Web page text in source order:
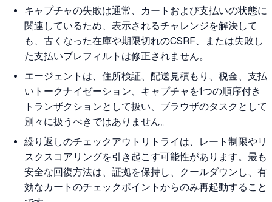
キャプチャの失敗は通常、カートおよび支払いの状態に
関連しているため、表示されるチャレンジを解決して
も、古くなった在庫や期限切れのCSRF、または失敗し
た支払いプレフィルトは修正されません。
エージェントは、住所検証、配送見積もり、税金、支払
いトークナイゼーション、キャプチャを1つの順序付き
トランザクションとして扱い、ブラウザのタスクとして
別々に扱うべきではありません。
繰り返しのチェックアウトリトライは、レート制限やリ
スクスコアリングを引き起こす可能性があります。最も
安全な回復方法は、証拠を保持し、クールダウンし、有
効なカートのチェックポイントからのみ再起動すること